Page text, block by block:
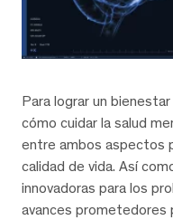
Para lograr un
cómo cuidar la salud
entre ambos aspectos
calidad de vida. Así
innovadoras para los
avances prometedores